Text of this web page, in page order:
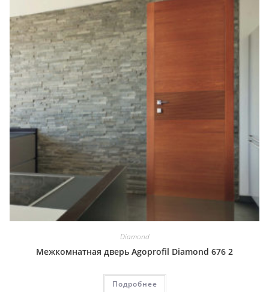
Diamond
Межкомнатная дверь Agoprofil Diamond 676 2
Подробнее